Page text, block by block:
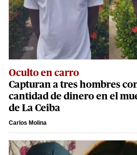
Oculto en carro
Capturan a tres hombres
cantidad de dinero en el
de La Ceiba
Carlos Molina